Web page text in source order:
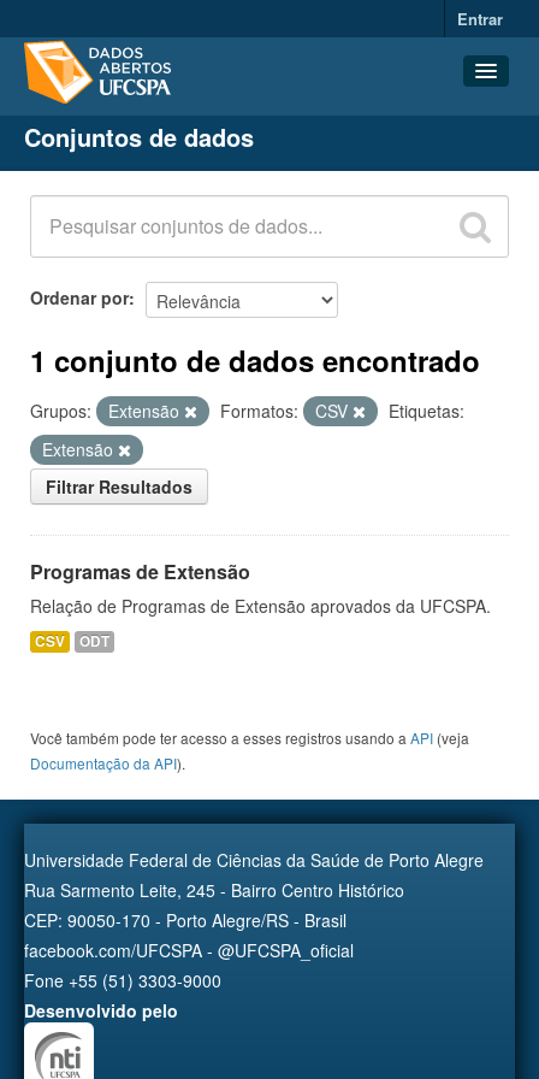
Entrar
Conjuntos de dados
Organizações
Grupos
Sobre
Conjuntos de dados
Ordenar por
1 conjunto de dados encontrado
Grupos: Extensão Formatos: CSV
Etiquetas:
Extensão
Filtrar Resultados
Programas de Extensão
Relação de Programas de Extensão aprovados da UFCSPA.
CSV ODT
Você também pode ter acesso a esses registros usando a API (veja
Documentação da API).
Universidade Federal de Ciências da Saúde de Porto Alegre
Rua Sarmento Leite, 245 - Bairro Centro Histórico
CEP: 90050-170 - Porto Alegre/RS - Brasil
facebook.com/UFCSPA - @UFCSPA_oficial
Fone +55 (51) 3303-9000
Desenvolvido pelo